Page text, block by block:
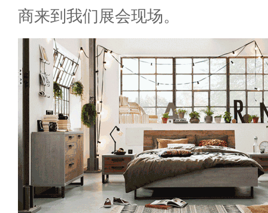
商来到我们展会现场。